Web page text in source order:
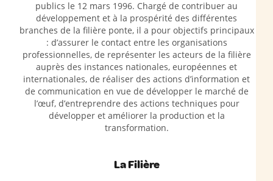
publics le 12 mars 1996. Chargé de contribuer au
développement et à la prospérité des différentes
branches de la filière ponte, il a pour objectifs principaux
: d’assurer le contact entre les organisations
professionnelles, de représenter les acteurs de la filière
auprès des instances nationales, européennes et
internationales, de réaliser des actions d’information et
de communication en vue de développer le marché de
l’œuf, d’entreprendre des actions techniques pour
développer et améliorer la production et la
transformation.
La Filière